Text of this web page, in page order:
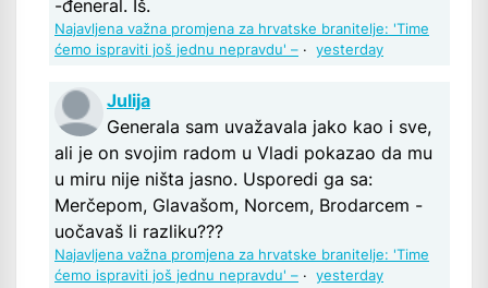
-đeneral. Iš.
Najavljena važna promjena za hrvatske branitelje: 'Time
ćemo ispraviti još jednu nepravdu' – · yesterday
Julija
Generala sam uvažavala jako kao i sve,
ali je on svojim radom u Vladi pokazao da mu
u miru nije ništa jasno. Usporedi ga sa:
Merčepom, Glavašom, Norcem, Brodarcem -
uočavaš li razliku???
Najavljena važna promjena za hrvatske branitelje: 'Time
ćemo ispraviti još jednu nepravdu' – · yesterday